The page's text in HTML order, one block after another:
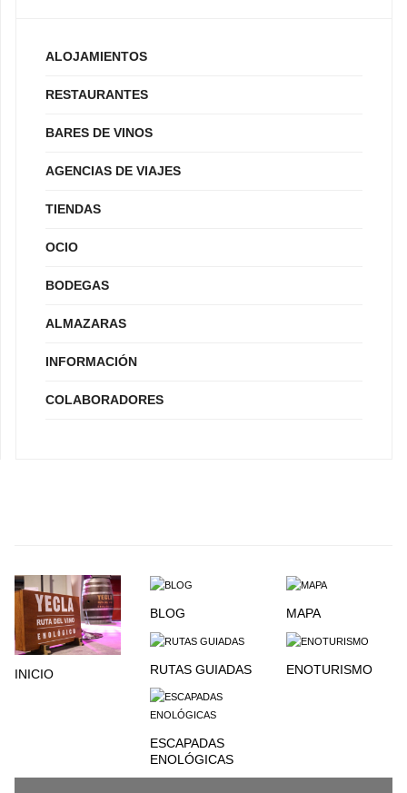
ALOJAMIENTOS
RESTAURANTES
BARES DE VINOS
AGENCIAS DE VIAJES
TIENDAS
OCIO
BODEGAS
ALMAZARAS
INFORMACIÓN
COLABORADORES
INICIO
BLOG MAPA
RUTAS GUIADAS ENOTURISMO
ESCAPADAS
ENOLÓGICAS